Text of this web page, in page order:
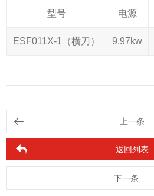
型号 电源
ESF011X-1（横刀） 9.97kw
上一条
返回列表
下一条